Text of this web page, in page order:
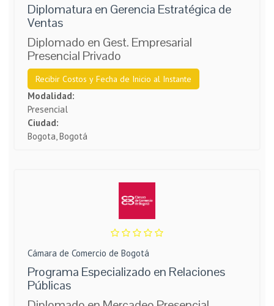
Diplomatura en Gerencia Estratégica de
Ventas
Diplomado en Gest. Empresarial
Presencial Privado
Recibir Costos y Fecha de Inicio al Instante
Modalidad:
Presencial
Ciudad:
Bogota, Bogotá
Cámara de Comercio de Bogotá
Programa Especializado en Relaciones
Públicas